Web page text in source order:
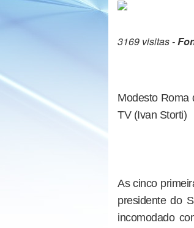
3169 visitas -
Modesto Roma
TV (Ivan Storti)
As cinco
presidente do
incomodado